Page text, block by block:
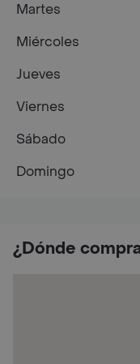
¿Dónde
Martes
Miércoles
Jueves
Viernes
Sábado
Domingo